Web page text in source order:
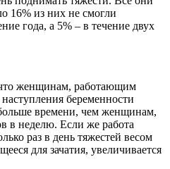
16% из них не смогли
года, а 5% – в течение двух
женщинам, работающим
беременности
времени, чем женщинам,
в неделю. Если же работа
раз в день тяжестей весом
для зачатия, увеличивается